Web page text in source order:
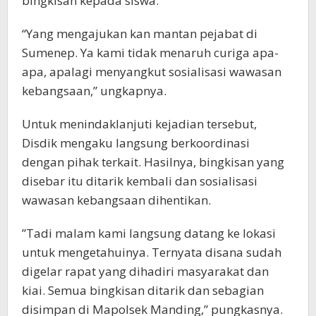
“Yang mengajukan kan mantan pejabat di
Sumenep. Ya kami tidak menaruh curiga apa-
apa, apalagi menyangkut sosialisasi wawasan
kebangsaan,” ungkapnya.
‪Untuk menindaklanjuti kejadian tersebut,
Disdik mengaku langsung berkoordinasi
dengan pihak terkait. Hasilnya, bingkisan yang
disebar itu ditarik kembali dan sosialisasi
wawasan kebangsaan dihentikan.
‪”Tadi malam kami langsung datang ke lokasi
untuk mengetahuinya. Ternyata disana sudah
digelar rapat yang dihadiri masyarakat dan
kiai. Semua bingkisan ditarik dan sebagian
disimpan di Mapolsek Manding,” pungkasnya.